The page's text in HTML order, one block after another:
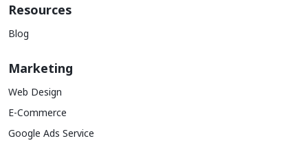
Resources
Blog
Marketing
Web Design
E-Commerce
Google Ads Service